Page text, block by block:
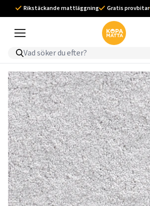
Rikstäckande mattläggning Gratis provbitar